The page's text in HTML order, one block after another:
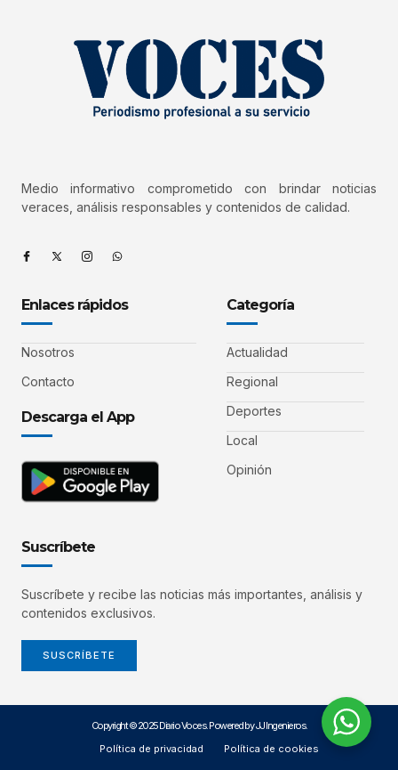
Medio informativo comprometido con brindar noticias
veraces, análisis responsables y contenidos de calidad.
Enlaces rápidos
Nosotros
Contacto
Descarga el App
Categoría
Actualidad
Regional
Deportes
Local
Opinión
Suscríbete
Suscríbete y recibe las noticias más importantes, análisis y
contenidos exclusivos.
SUSCRÍBETE
Copyright © 2025 Diario Voces. Powered by JJ Ingenieros.
Política de privacidad
Política de cookies